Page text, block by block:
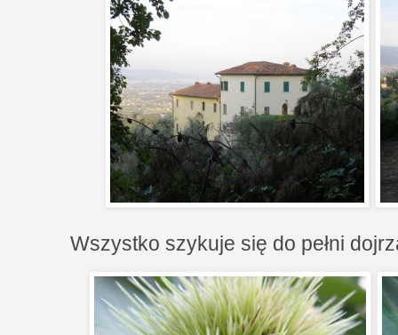
Wszystko szykuje się do pełni